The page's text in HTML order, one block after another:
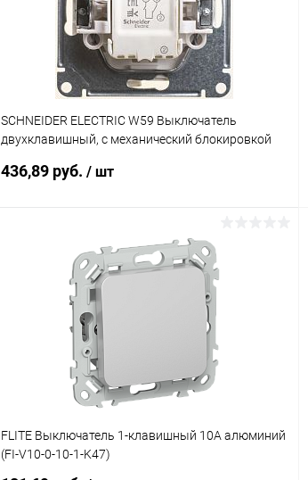
В избранное В наличии
SCHNEIDER ELECTRIC W59 Выключатель
двухклавишный, с механический блокировкой
436,89 руб. / шт
В корзину
Купить в 1 клик К сравнению
В избранное В наличии
FLITE Выключатель 1-клавишный 10А алюминий
(FI-V10-0-10-1-K47)